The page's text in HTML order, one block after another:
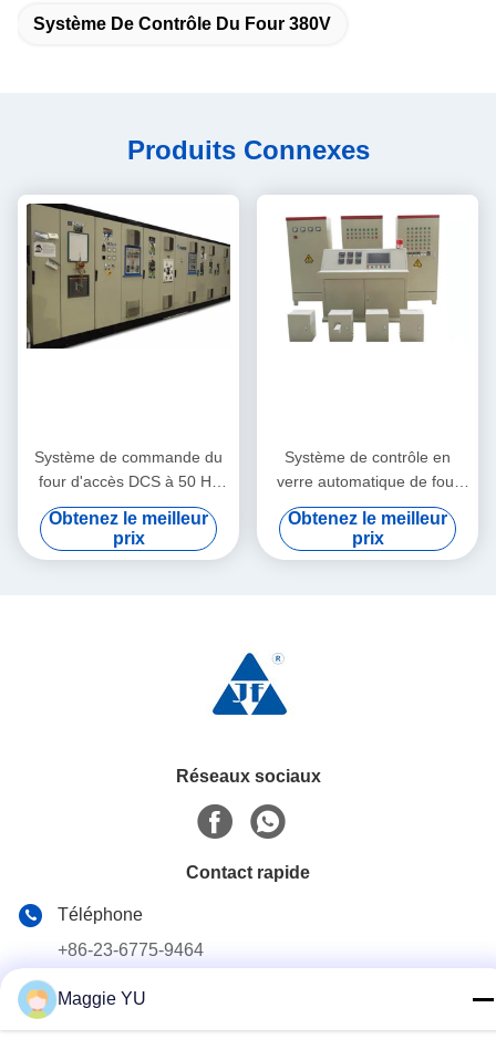
Système De Contrôle Du Four 380V
Produits Connexes
Système de commande du
four d'accès DCS à 50 Hz
DC24V
Obtenez le meilleur
prix
Système de contrôle en
verre automatique de four
du programme 380V
ISO45001 d'Access
Obtenez le meilleur
prix
Réseaux sociaux
Contact rapide
Téléphone
+86-23-6775-9464
E-mail
Maggie YU